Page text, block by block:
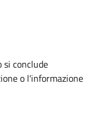
conclude
o l'informazione